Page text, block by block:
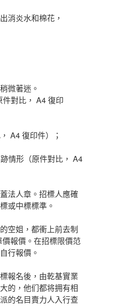
出消炎水和棉花，
稍微著迷。
對比， A4 復印
A4 復印件）；
情形（原件對比， A4
法人章。招標人應確
或中標標準。
空姐，都衝上前去制
報價。在招標限價范
行報價。
報名後，由乾基實業
的，他们都将拥有相
的名目賣力人入行查